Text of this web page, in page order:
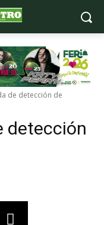
de detección de
detección